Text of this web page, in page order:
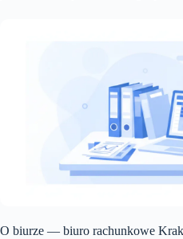
O biurze — biuro rachunkowe